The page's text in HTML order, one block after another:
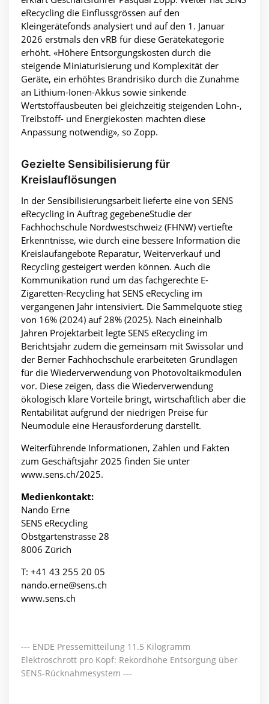
eRecycling die Einflussgrössen auf den
Kleingerätefonds analysiert und auf den 1. Januar
2026 erstmals den vRB für diese Gerätekategorie
erhöht. «Höhere Entsorgungskosten durch die
steigende Miniaturisierung und Komplexität der
Geräte, ein erhöhtes Brandrisiko durch die Zunahme
an Lithium-Ionen-Akkus sowie sinkende
Wertstoffausbeuten bei gleichzeitig steigenden Lohn-,
Treibstoff- und Energiekosten machten diese
Anpassung notwendig», so Zopp.
Gezielte Sensibilisierung für
Kreislauflösungen
In der Sensibilisierungsarbeit lieferte eine von SENS
eRecycling in Auftrag gegebeneStudie der
Fachhochschule Nordwestschweiz (FHNW) vertiefte
Erkenntnisse, wie durch eine bessere Information die
Kreislaufangebote Reparatur, Weiterverkauf und
Recycling gesteigert werden können. Auch die
Kommunikation rund um das fachgerechte E-
Zigaretten-Recycling hat SENS eRecycling im
vergangenen Jahr intensiviert. Die Sammelquote stieg
von 16% (2024) auf 28% (2025). Nach eineinhalb
Jahren Projektarbeit legte SENS eRecycling im
Berichtsjahr zudem die gemeinsam mit Swissolar und
der Berner Fachhochschule erarbeiteten Grundlagen
für die Wiederverwendung von Photovoltaikmodulen
vor. Diese zeigen, dass die Wiederverwendung
ökologisch klare Vorteile bringt, wirtschaftlich aber die
Rentabilität aufgrund der niedrigen Preise für
Neumodule eine Herausforderung darstellt.
Weiterführende Informationen, Zahlen und Fakten
zum Geschäftsjahr 2025 finden Sie unter
www.sens.ch/2025.
Medienkontakt:
Nando Erne
SENS eRecycling
Obstgartenstrasse 28
8006 Zürich
T: +41 43 255 20 05
nando.erne@sens.ch
www.sens.ch
--- ENDE Pressemitteilung 11.5 Kilogramm
Elektroschrott pro Kopf: Rekordhohe Entsorgung über
SENS-Rücknahmesystem ---